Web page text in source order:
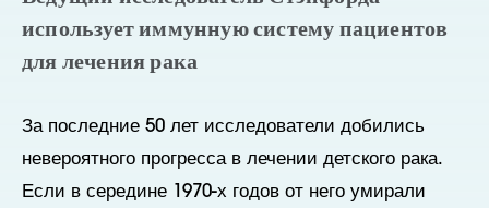
использует иммунную систему пациентов
для лечения рака
За последние 50 лет исследователи добились
невероятного прогресса в лечении детского рака.
Если в середине 1970-х годов от него умирали